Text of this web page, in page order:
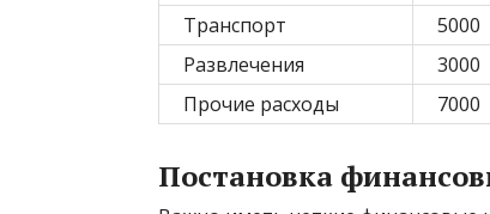
Транспорт
5000
Развлечения
3000
Прочие расходы
7000
Постановка